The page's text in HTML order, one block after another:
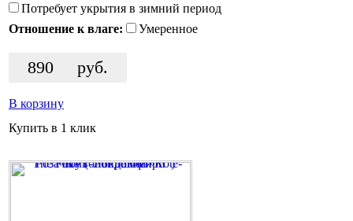
Потребует укрытия в зимний период
Отношение к влаге:
Умеренное
890 руб.
В корзину
Купить в 1 клик